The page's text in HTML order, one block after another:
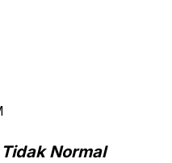
Normal